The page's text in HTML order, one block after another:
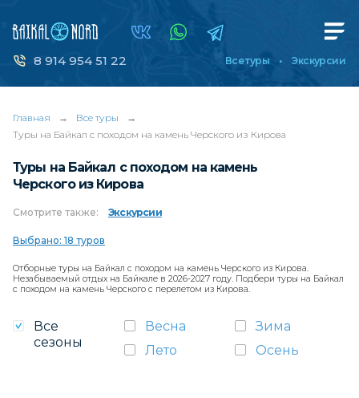
8 914 954 51 22 Все туры Экскурсии
Главная → Все туры
→
Туры на Байкал с походом на камень Черского из Кирова
Туры на Байкал с походом на камень
Черского из Кирова
Смотрите также: Экскурсии
Выбрано: 18 туров
Отборные туры на Байкал с походом на камень Черского из Кирова.
Незабываемый отдых на Байкале в 2026-2027 году. Подбери туры на Байкал
с походом на камень Черского с перелетом из Кирова.
Все
сезоны
Весна
Зима
Лето
Осень